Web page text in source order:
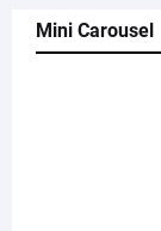
Mini Carousel